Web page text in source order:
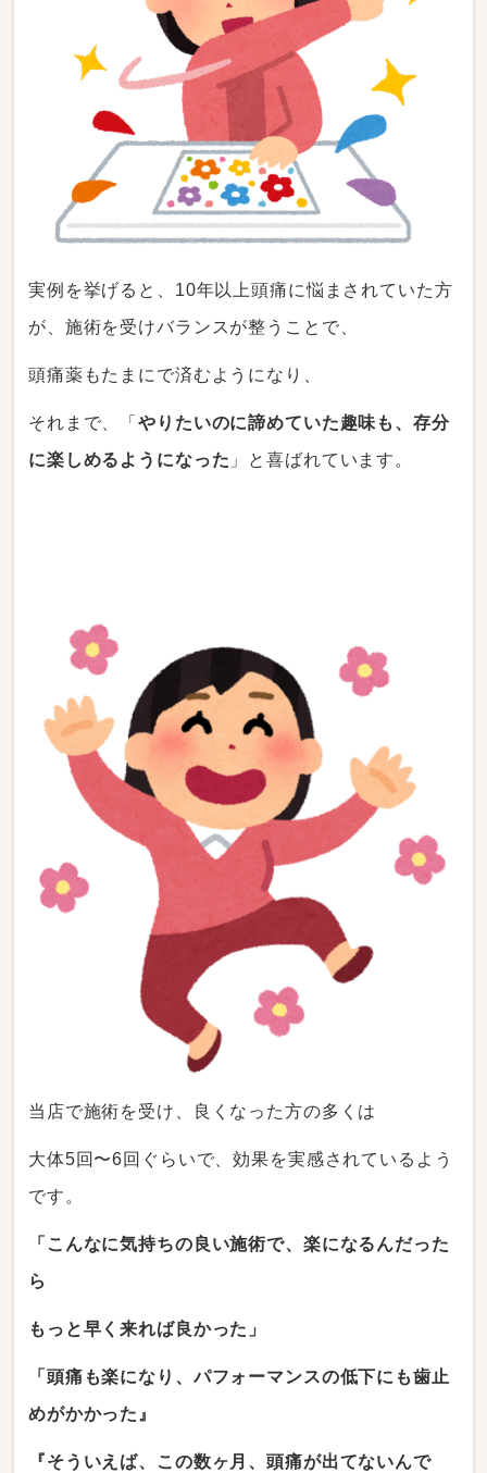
実例を挙げると、10年以上頭痛に悩まされていた方
が、施術を受けバランスが整うことで、
頭痛薬もたまにで済むようになり、
それまで、「やりたいのに諦めていた趣味も、存分
に楽しめるようになった 」と喜ばれています。
当店で施術を受け、良くなった方の多くは
大体5回〜6回ぐらいで、効果を実感されているよう
です。
「こんなに気持ちの良い施術で、楽になるんだった
ら
もっと早く来れば良かった」
「頭痛も楽になり、パフォーマンスの低下にも歯止
めがかかった』
『そういえば、この数ヶ月、頭痛が出てないんで